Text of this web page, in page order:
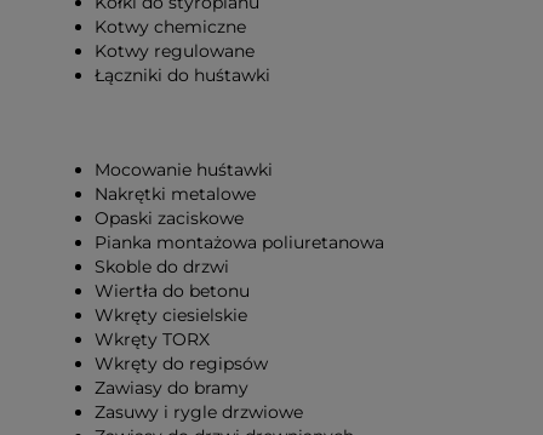
Kotwy chemiczne
Kotwy regulowane
Łączniki do huśtawki
Mocowanie huśtawki
Nakrętki metalowe
Opaski zaciskowe
Pianka montażowa poliuretanowa
Skoble do drzwi
Wiertła do betonu
Wkręty ciesielskie
Wkręty TORX
Wkręty do regipsów
Zawiasy do bramy
Zasuwy i rygle drzwiowe